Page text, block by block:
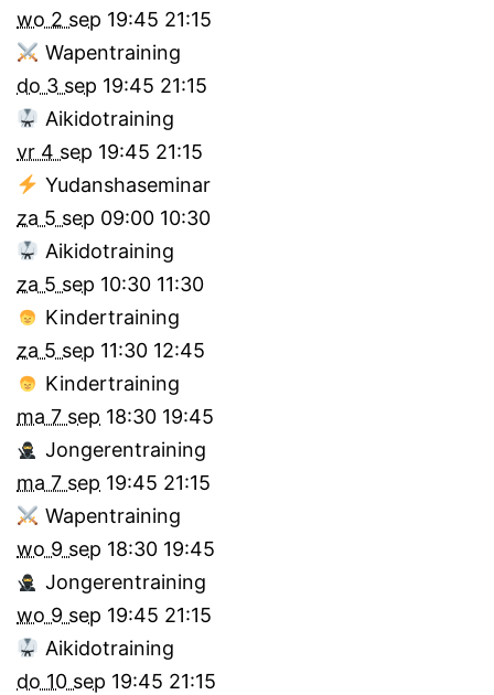
wo 2 sep 19:45 21:15
Wapentraining
do 3 sep 19:45 21:15
Aikidotraining
vr 4 sep 19:45 21:15
Yudanshaseminar
za 5 sep 09:00 10:30
Aikidotraining
za 5 sep 10:30 11:30
Kindertraining
za 5 sep 11:30 12:45
Kindertraining
ma 7 sep 18:30 19:45
Jongerentraining
ma 7 sep 19:45 21:15
Wapentraining
wo 9 sep 18:30 19:45
Jongerentraining
wo 9 sep 19:45 21:15
Aikidotraining
do 10 sep 19:45 21:15